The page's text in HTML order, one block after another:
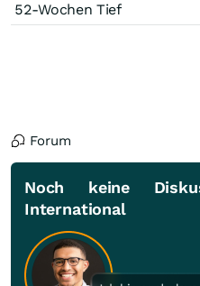
52-Wochen Tief
Forum
Noch keine
International